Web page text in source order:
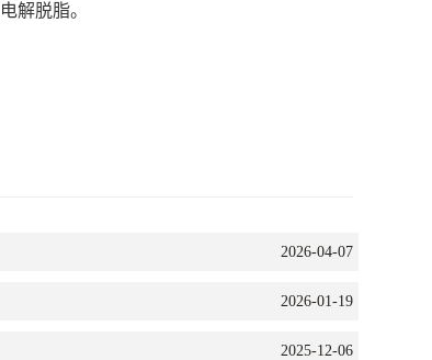
解脱脂。
2026-04-07
2026-01-19
2025-12-06